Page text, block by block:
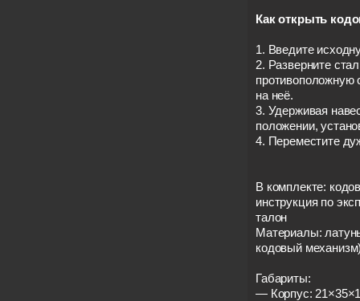
Как открыть
1. Введите
2. Разверните
противоположную
на неё.
3. Удерживая
положении,
4. Переместите
В комплекте:
инструкция по
талон
Материалы:
кодовый
Габариты:
— Корпус: